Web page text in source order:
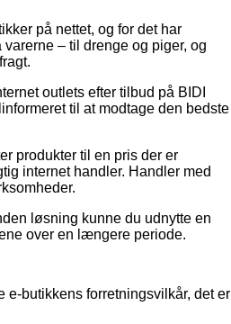
på nettet, og for det har
– til drenge og piger, og
outlets efter tilbud på BIDI
til at modtage den bedste
produkter til en pris der er
internet handler. Handler med
løsning kunne du udnytte en
over en længere periode.
e-butikkens forretningsvilkår, det er